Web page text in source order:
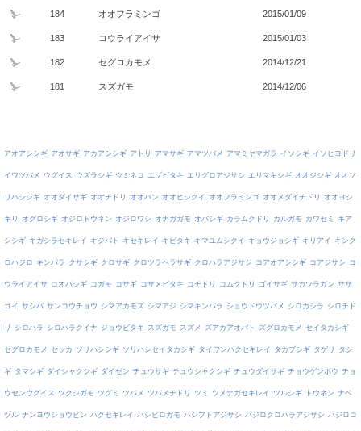
184 オオフラミンゴ 2015/01/09
183 コウライアイサ 2015/01/03
182 セグロカモメ 2014/12/21
181 スズガモ 2014/12/06
アオアシシギ アオサギ アカアシシギ アトリ アマサギ アマツバメ アマミヤマガラ イソシギ イソヒヨドリ
イワツバメ ウグイス ウズラシギ ウミネコ エゾビタキ エリグロアジサシ エリマキシギ オオジシギ オオソ
リハシシギ オオダイサギ オオチドリ オオバン オオヒシクイ オオフラミンゴ オオメダイチドリ オオヨシ
キリ オグロシギ オジロトウネン オジロワシ オナガガモ オバシギ カラムクドリ カルガモ カワセミ キア
シシギ キガシラセキレイ キジバト キセキレイ キビタキ キマユムシクイ キョウジョシギ キリアイ キンク
ロハジロ キンパラ クサシギ クロサギ クロツラヘラサギ クロハラアジサシ コアオアシシギ コアジサシ コ
ウライアイサ コオバシギ コガモ コサギ コサメビタキ コチドリ コムクドリ ゴイサギ サカツラガン ササ
ゴイ サシバ サンコウチョウ シマアカモズ シマアジ シマキンパラ ショウドウツバメ シロガシラ シロチド
リ シロハラ シロハラクイナ ジョウビタキ スズガモ スズメ ズアカアオバト ズグロカモメ セイタカシギ
セグロカモメ セッカ ソリハシシギ ソリハシセイタカシギ タイワンハクセキレイ タカブシギ タゲリ タシ
ギ タマシギ ダイシャクシギ ダイゼン チュウサギ チュウシャクシギ チュウダイサギ チョウゲンボウ チョ
ウセンウグイス ツクシガモ ツグミ ツバメ ツバメチドリ ツミ ツメナガセキレイ ツルシギ トウネン ナベ
ヅル ナンヨウショウビン ハクセキレイ ハシビロガモ ハシブトアジサシ ハジロクロハラアジサシ ハジロコ